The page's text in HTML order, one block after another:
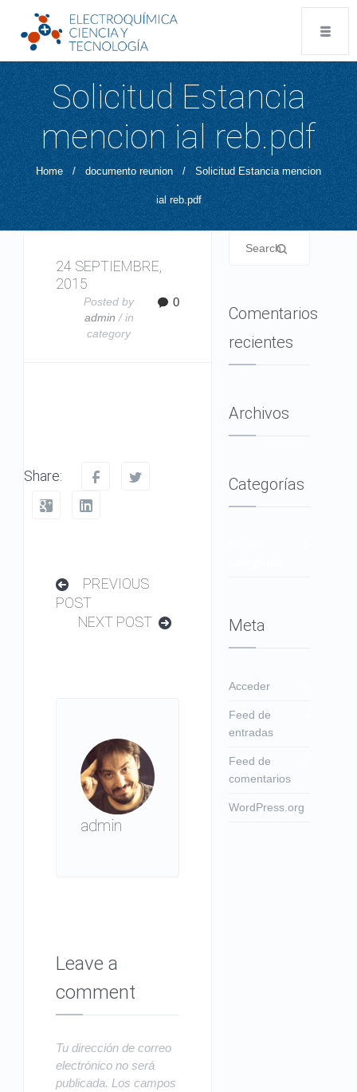
Solicitud Estancia
mencion ial reb.pdf
Home / documento reunion / Solicitud Estancia mencion
ial reb.pdf
24 SEPTIEMBRE,
2015
Posted by
admin / in
category
0
Share:
PREVIOUS
POST
NEXT POST
admin
Leave a
comment
Tu dirección de correo
electrónico no será
publicada. Los campos
Comentarios
recientes
Archivos
Categorías
Meta
Acceder
Feed de
entradas
Feed de
comentarios
WordPress.org